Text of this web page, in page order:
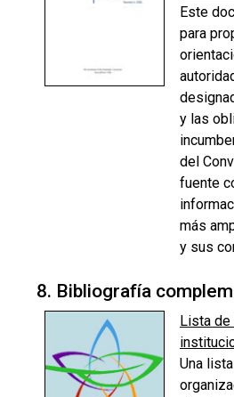
Este
para
y las
del
fuente
más
y sus
8. Bibliografía
Lista de
Una